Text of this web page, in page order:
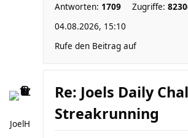
Antworten: 1709 Zugriffe:
04.08.2026, 15:10
Rufe den Beitrag auf
JoelH
Re: Joels Daily
Streakrunning